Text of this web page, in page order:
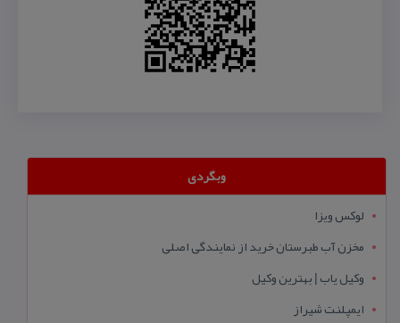
وبگردی
لوکس ویزا
مخزن آب طبرستان خرید از نمایندگی اصلی
وکیل یاب | بهترین وکیل
ایمپلنت شیراز